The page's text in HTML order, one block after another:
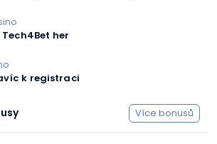
Tech4Bet her
k registraci
Více bonusů